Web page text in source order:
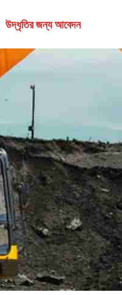
উদ্ধৃতির জন্য আবেদন